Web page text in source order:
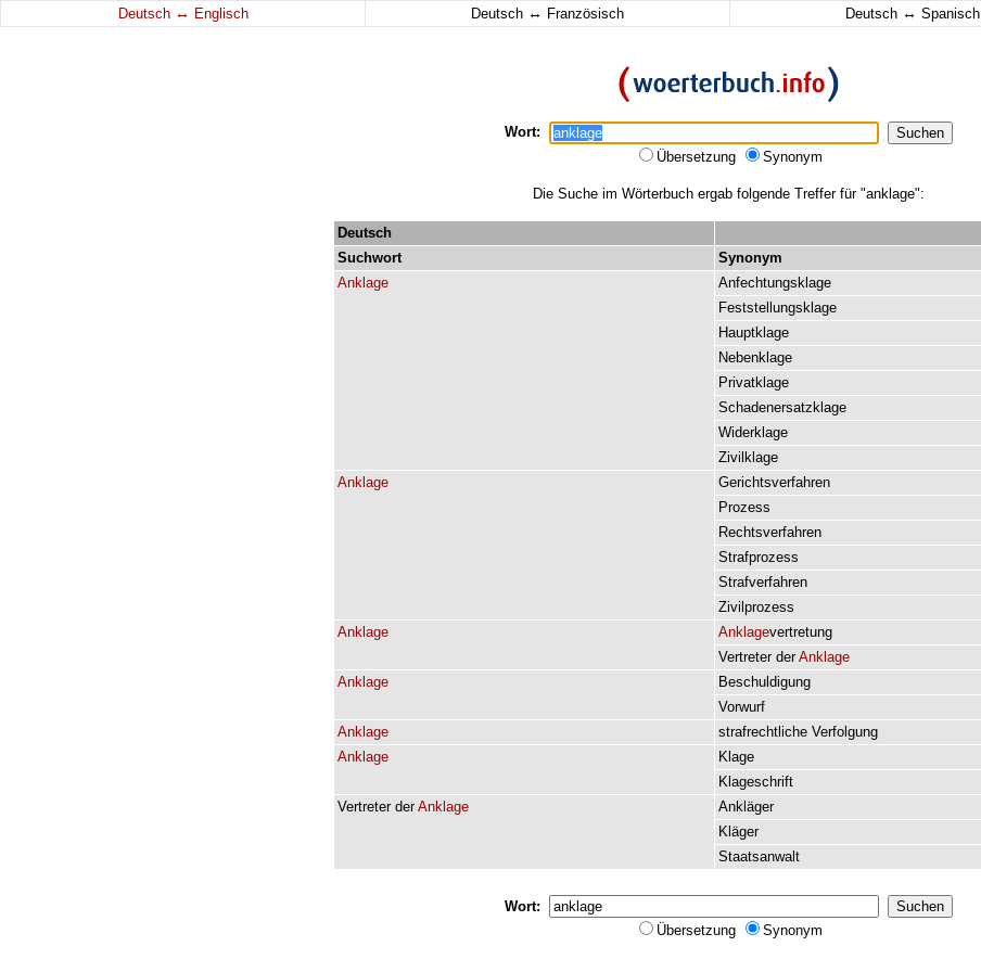
Deutsch ↔ Englisch Deutsch ↔ Französisch Deutsch ↔ Spanisch
Wort:
Übersetzung
Synonym
Die Suche im Wörterbuch ergab folgende Treffer für "anklage":
Deutsch
Suchwort
Synonym
Anklage
Anfechtungsklage
Feststellungsklage
Hauptklage
Nebenklage
Privatklage
Schadenersatzklage
Widerklage
Zivilklage
Anklage
Gerichtsverfahren
Prozess
Rechtsverfahren
Strafprozess
Strafverfahren
Zivilprozess
Anklage
Anklagevertretung
Vertreter der Anklage
Anklage
Beschuldigung
Vorwurf
Anklage
strafrechtliche Verfolgung
Anklage
Klage
Klageschrift
Vertreter der Anklage
Ankläger
Kläger
Staatsanwalt
Wort:
Übersetzung
Synonym